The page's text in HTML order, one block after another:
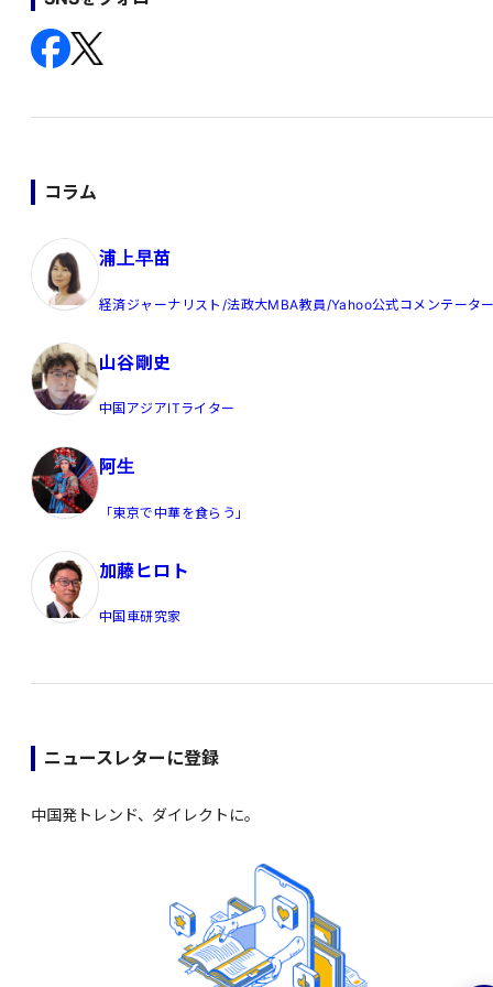
コラム
浦上早苗
経済ジャーナリスト/法政大MBA教員/Yahoo公式コメンテータ
山谷剛史
中国アジアITライター
阿生
「東京で中華を食らう」
加藤ヒロト
中国車研究家
ニュースレターに登録
中国発トレンド、ダイレクトに。